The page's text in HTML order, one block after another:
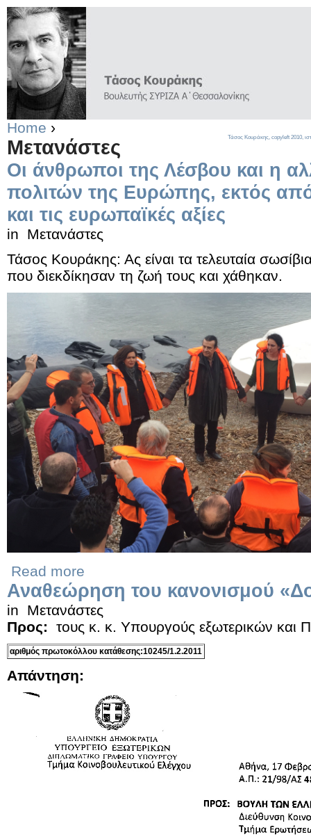
Home ›
Μετανάστες
Οι άνθρωποι της Λέσβου και η
πολιτών της Ευρώπης, εκτός
και τις ευρωπαϊκές αξίες
in
Μετανάστες
Τάσος Κουράκης: Ας είναι τα τελευταία
που διεκδίκησαν τη ζωή τους και χάθηκαν.
Read more
Αναθεώρηση του κανονισμού
in
Μετανάστες
Προς:
τους κ. κ. Υπουργούς εξωτερικών και
αριθμός πρωτοκόλλου κατάθεσης:10245/1.2.2011
Απάντηση:
Τάσος Κουράκης, copyleft 2010,